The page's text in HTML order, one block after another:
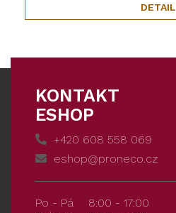
DETAIL
KONTAKT
ESHOP
+420 608 558 069
eshop@proneco.cz
Po - Pá
8:00 - 17:00